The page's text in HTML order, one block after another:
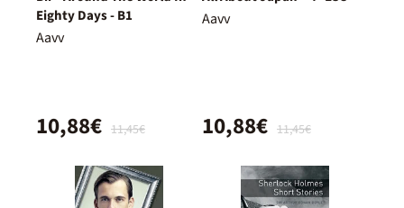
Eighty Days - B1
Aavv
11,45€
10,88€
Aavv
11,45€
10,88€